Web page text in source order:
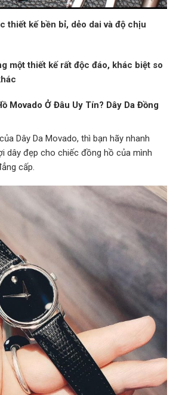
thiết kế bền bỉ, dẻo dai và độ chịu
một thiết kế rất độc đáo, khác biệt so
Movado Ở Đâu Uy Tín? Dây Da Đồng
Dây Da Movado, thì bạn hãy nhanh
dây đẹp cho chiếc đồng hồ của mình
cấp.